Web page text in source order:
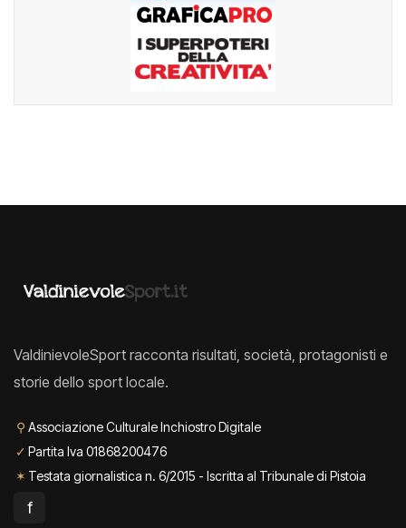
ValdinievoleSport racconta risultati, società, protagonisti e
storie dello sport locale.
⚲ Associazione Culturale Inchiostro Digitale
✓ Partita Iva 01868200476
✶ Testata giornalistica n. 6/2015 - Iscritta al Tribunale di Pistoia
f